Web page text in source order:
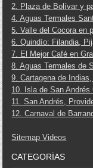
2. Plaza de Bolívar y
4. Aguas Termales
5. Valle del Cocora en
6. Quindío: Filandia,
7. El Mejor Café en
8. Aguas Termales de
9. Cartagena de
10. Isla de San Andrés
11. San Andrés,
12. Carnaval de
Sitemap Videos
CATEGORÍAS